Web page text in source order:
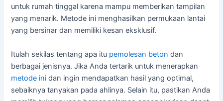
untuk rumah tinggal karena mampu memberikan tampilan
yang menarik. Metode ini menghasilkan permukaan lantai
yang bersinar dan memiliki kesan eksklusif.
Itulah sekilas tentang apa itu pemolesan beton dan
berbagai jenisnya. Jika Anda tertarik untuk menerapkan
metode ini dan ingin mendapatkan hasil yang optimal,
sebaiknya tanyakan pada ahlinya. Selain itu, pastikan Anda